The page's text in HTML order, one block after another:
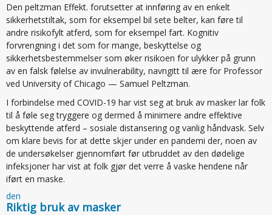
Den peltzman Effekt. forutsetter at innføring av en enkelt
sikkerhetstiltak, som for eksempel bil sete belter, kan føre til
andre risikofylt atferd, som for eksempel fart. Kognitiv
forvrengning i det som for mange, beskyttelse og
sikkerhetsbestemmelser som øker risikoen for ulykker på grunn
av en falsk følelse av invulnerability, navngitt til ære for Professor
ved University of Chicago — Samuel Peltzman.
I forbindelse med COVID-19 har vist seg at bruk av masker lar folk
til å føle seg tryggere og dermed å minimere andre effektive
beskyttende atferd – sosiale distansering og vanlig håndvask. Selv
om klare bevis for at dette skjer under en pandemi der, noen av
de undersøkelser gjennomført før utbruddet av den dødelige
infeksjoner har vist at folk gjør det verre å vaske hendene når
iført en maske.
den
Riktig bruk av masker